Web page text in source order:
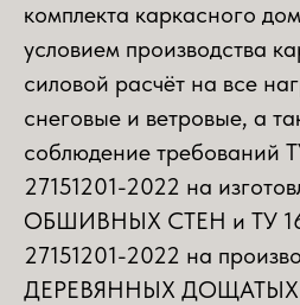
комплекта каркасного
условием производства
силовой расчёт на все
снеговые и ветровые, а
соблюдение требований
27151201-2022 на
ОБШИВНЫХ СТЕН и ТУ
27151201-2022 на
ДЕРЕВЯННЫХ